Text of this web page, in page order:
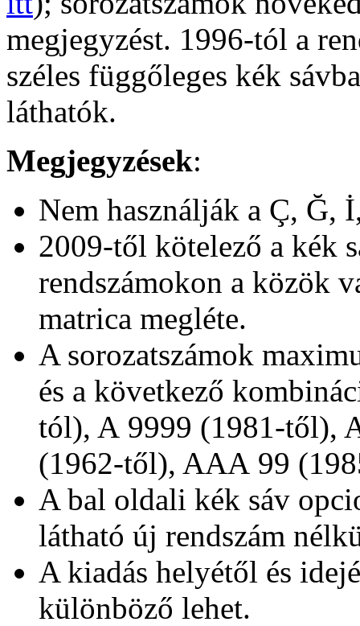
megjegyzést. 1996-tól a
széles függőleges kék
láthatók.
Megjegyzések:
Nem használják a Ç, Ğ,
2009-től kötelező a kék
rendszámokon a közök
matrica megléte.
A sorozatszámok
és a következő
tól), A 9999 (1981-től),
(1962-től), AAA 99
A bal oldali kék sáv
látható új rendszám
A kiadás helyétől és
különböző lehet.